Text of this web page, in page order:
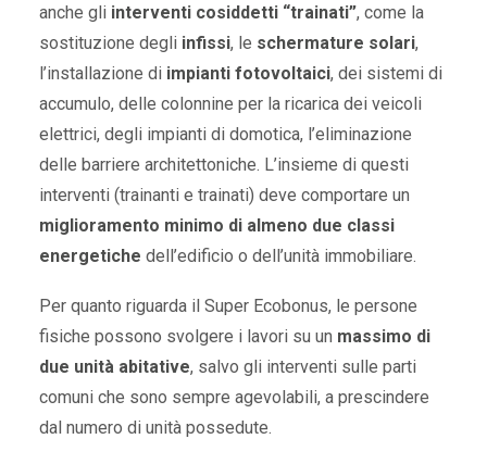
anche gli interventi cosiddetti “trainati”, come la
sostituzione degli infissi, le schermature solari,
l’installazione di impianti fotovoltaici, dei sistemi di
accumulo, delle colonnine per la ricarica dei veicoli
elettrici, degli impianti di domotica, l’eliminazione
delle barriere architettoniche. L’insieme di questi
interventi (trainanti e trainati) deve comportare un
miglioramento minimo di almeno due classi
energetiche dell’edificio o dell’unità immobiliare.
Per quanto riguarda il Super Ecobonus, le persone
fisiche possono svolgere i lavori su un massimo di
due unità abitative, salvo gli interventi sulle parti
comuni che sono sempre agevolabili, a prescindere
dal numero di unità possedute.